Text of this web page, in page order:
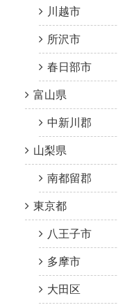
川越市
所沢市
春日部市
富山県
中新川郡
山梨県
南都留郡
東京都
八王子市
多摩市
大田区